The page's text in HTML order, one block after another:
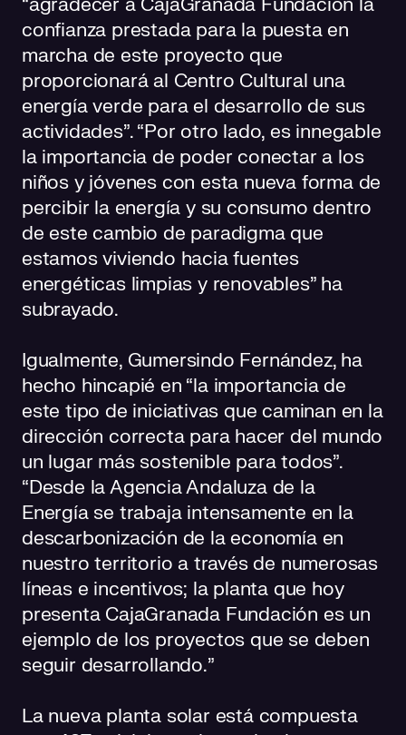
“agradecer a CajaGranada Fundación la
confianza prestada para la puesta en
marcha de este proyecto que
proporcionará al Centro Cultural una
energía verde para el desarrollo de sus
actividades”. “Por otro lado, es innegable
la importancia de poder conectar a los
niños y jóvenes con esta nueva forma de
percibir la energía y su consumo dentro
de este cambio de paradigma que
estamos viviendo hacia fuentes
energéticas limpias y renovables” ha
subrayado.
Igualmente, Gumersindo Fernández, ha
hecho hincapié en “la importancia de
este tipo de iniciativas que caminan en la
dirección correcta para hacer del mundo
un lugar más sostenible para todos”.
“Desde la Agencia Andaluza de la
Energía se trabaja intensamente en la
descarbonización de la economía en
nuestro territorio a través de numerosas
líneas e incentivos; la planta que hoy
presenta CajaGranada Fundación es un
ejemplo de los proyectos que se deben
seguir desarrollando.”
La nueva planta solar está compuesta